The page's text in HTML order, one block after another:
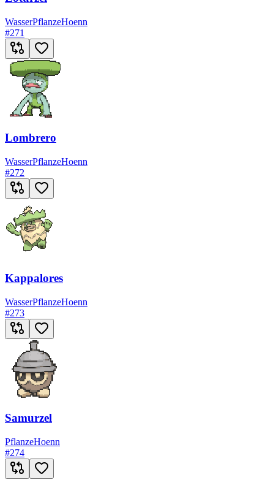
WasserPflanzeHoenn
#271
Lombrero
WasserPflanzeHoenn
#272
Kappalores
WasserPflanzeHoenn
#273
Samurzel
PflanzeHoenn
#274